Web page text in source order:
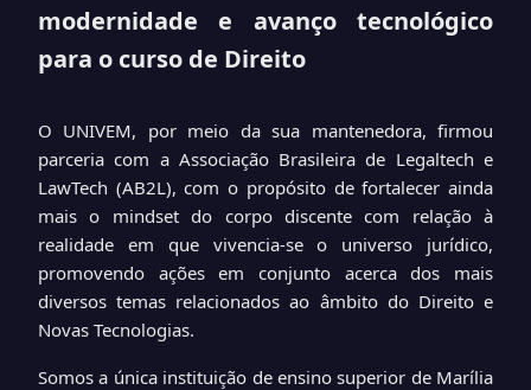
modernidade e avanço tecnológico
para o curso de Direito
O UNIVEM, por meio da sua mantenedora, firmou
parceria com a Associação Brasileira de Legaltech e
LawTech (AB2L), com o propósito de fortalecer ainda
mais o mindset do corpo discente com relação à
realidade em que vivencia-se o universo jurídico,
promovendo ações em conjunto acerca dos mais
diversos temas relacionados ao âmbito do Direito e
Novas Tecnologias.
Somos a única instituição de ensino superior de Marília